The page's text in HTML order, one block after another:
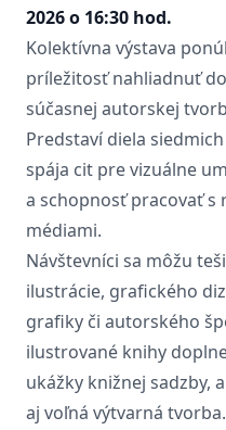
2026 o 16:30 hod.
Kolektívna výstava
príležitosť nahliadnuť
súčasnej autorskej
Predstaví diela
spája cit pre vizuálne
a schopnosť pracovať s
médiami.
Návštevníci sa môžu
ilustrácie, grafického
grafiky či autorského
ilustrované knihy
ukážky knižnej sadzby,
aj voľná výtvarná tvorba.